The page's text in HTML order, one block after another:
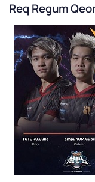
Req Regum